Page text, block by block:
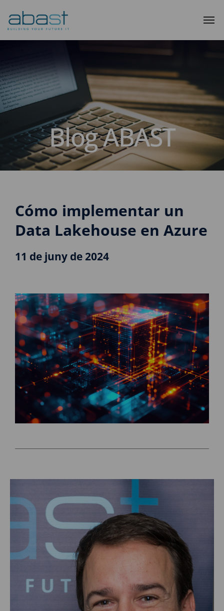
Blog ABAST
Cómo implementar un
Data Lakehouse en Azure
11 de juny de 2024